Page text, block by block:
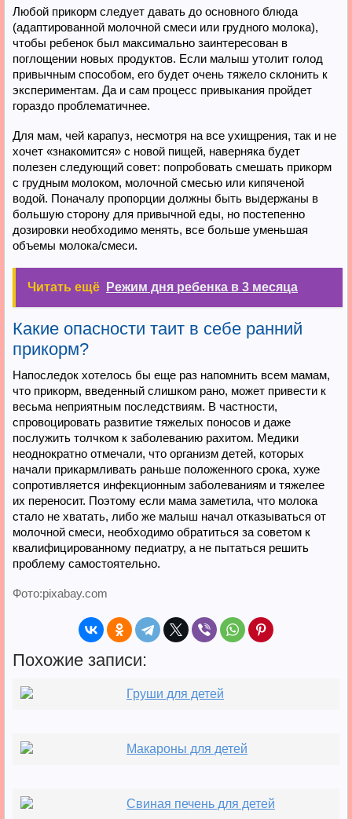
Любой прикорм следует давать до основного блюда
(адаптированной молочной смеси или грудного молока),
чтобы ребенок был максимально заинтересован в
поглощении новых продуктов. Если малыш утолит голод
привычным способом, его будет очень тяжело склонить к
экспериментам. Да и сам процесс привыкания пройдет
гораздо проблематичнее.
Для мам, чей карапуз, несмотря на все ухищрения, так и не
хочет «знакомится» с новой пищей, наверняка будет
полезен следующий совет: попробовать смешать прикорм
с грудным молоком, молочной смесью или кипяченой
водой. Поначалу пропорции должны быть выдержаны в
большую сторону для привычной еды, но постепенно
дозировки необходимо менять, все больше уменьшая
объемы молока/смеси.
Читать ещё Режим дня ребенка в 3 месяца
Какие опасности таит в себе ранний
прикорм?
Напоследок хотелось бы еще раз напомнить всем мамам,
что прикорм, введенный слишком рано, может привести к
весьма неприятным последствиям. В частности,
спровоцировать развитие тяжелых поносов и даже
послужить толчком к заболеванию рахитом. Медики
неоднократно отмечали, что организм детей, которых
начали прикармливать раньше положенного срока, хуже
сопротивляется инфекционным заболеваниям и тяжелее
их переносит. Поэтому если мама заметила, что молока
стало не хватать, либо же малыш начал отказываться от
молочной смеси, необходимо обратиться за советом к
квалифицированному педиатру, а не пытаться решить
проблему самостоятельно.
Фото:pixabay.com
Похожие записи:
Груши для детей
Макароны для детей
Свиная печень для детей